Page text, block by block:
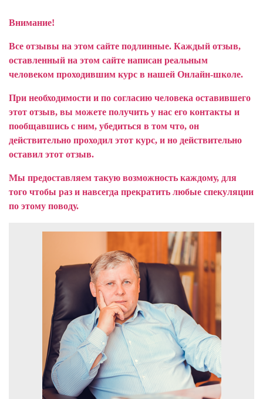
Внимание!
Все отзывы на этом сайте подлинные. Каждый отзыв,
оставленный на этом сайте написан реальным
человеком проходившим курс в нашей Онлайн-школе.
При необходимости и по согласию человека оставившего
этот отзыв, вы можете получить у нас его контакты и
пообщавшись с ним, убедиться в том что, он
действительно проходил этот курс, и но действительно
оставил этот отзыв.
Мы предоставляем такую возможность каждому, для
того чтобы раз и навсегда прекратить любые спекуляции
по этому поводу.